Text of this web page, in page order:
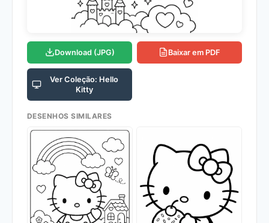
Download (JPG) Baixar em PDF
Ver Coleção: Hello
Kitty
DESENHOS SIMILARES